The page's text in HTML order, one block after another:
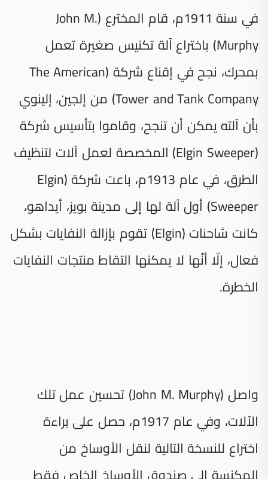
في سنة 1911م، قام المخترع (John M.
Murphy) باختراع آلة تكنيس صغيرة تعمل
بمحرك، نجح في إقناع شركة (The American
Tower and Tank Company) من إلجين، إلينوي
بأن آلته يمكن أن تنجح، وقاموا بتأسيس شركة
(Elgin Sweeper) المخصصة لعمل آلات لتنظيف
الطرق، في عام 1913م، باعت شركة (Elgin
Sweeper) أول آلة لها إلى مدينة بويز، أيداهو،
كانت شاحنات (Elgin) تقوم بإزالة النفايات بشكل
فعال، إلّا أنّها لا يمكنها التقاط منتجات النفايات
الخطرة.
واصل (John M. Murphy) تحسين عمل تلك
الآلات، وفي عام 1917م، حصل على براءة
اختراع للنسخة التالية لنقل الأوساخ من